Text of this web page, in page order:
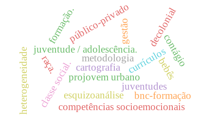
currículos
projovem urbano
juventude / adolescência.
c
l
a
s
s
e
s
o
c
i
a
l
.
raça.
gestão
juventudes
heterogeneidade
público-privado
esquizoanálise
competências socioemocionais
formação. decolonial
bebês
contágio
cartografia
metodologia
bnc-formação